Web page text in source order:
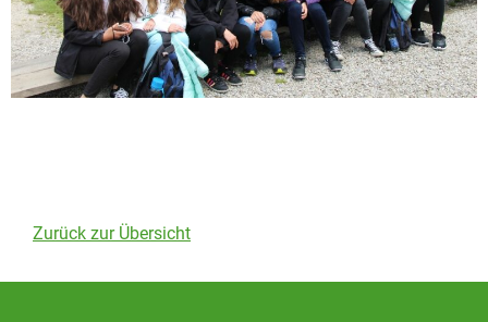
Zurück zur Übersicht